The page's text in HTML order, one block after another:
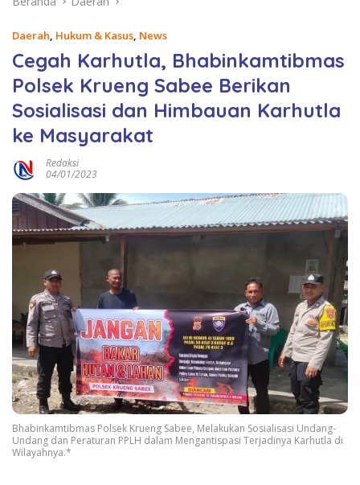
Daerah Hukum & Kasus News
Cegah Karhutla, Bhabinkamtibmas
Polsek Krueng Sabee Berikan
Sosialisasi dan Himbauan Karhutla
ke Masyarakat
Redaksi
04/01/2023
Bhabinkamtibmas Polsek Krueng Sabee, Melakukan Sosialisasi Undang-
Undang dan Peraturan PPLH dalam Mengantispasi Terjadinya Karhutla di
Wilayahnya.*